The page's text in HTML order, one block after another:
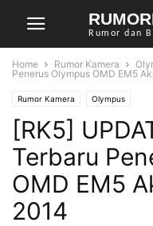
Rumor dan
Home Rumor Kamera
Penerus Olympus OMD EM5
Rumor Kamera Olympus
[RK5]
Terbaru
OMD EM5
2014